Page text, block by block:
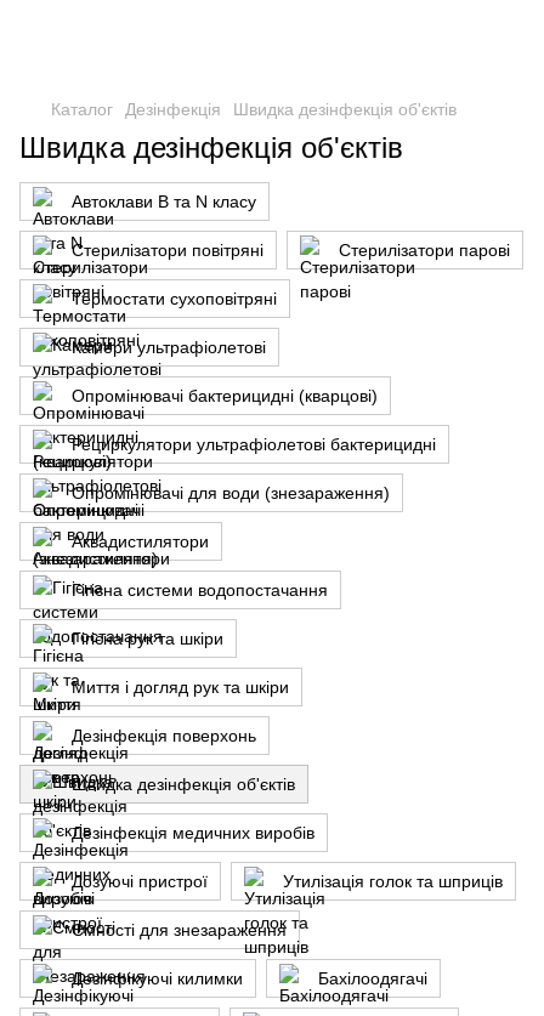
Каталог Дезінфекція Швидка дезінфекція об'єктів
Швидка дезінфекція об'єктів
Автоклави B та N класу
Стерилізатори повітряні Стерилізатори парові
Термостати сухоповітряні
Камери ультрафіолетові
Опромінювачі бактерицидні (кварцові)
Рециркулятори ультрафіолетові бактерицидні
Опромінювачі для води (знезараження)
Аквадистилятори
Гігієна системи водопостачання
Гігієна рук та шкіри
Миття і догляд рук та шкіри
Дезінфекція поверхонь
Швидка дезінфекція об'єктів
Дезінфекція медичних виробів
Дозуючі пристрої Утилізація голок та шприців
Ємності для знезараження
Дезінфікуючі килимки Бахілоодягачі